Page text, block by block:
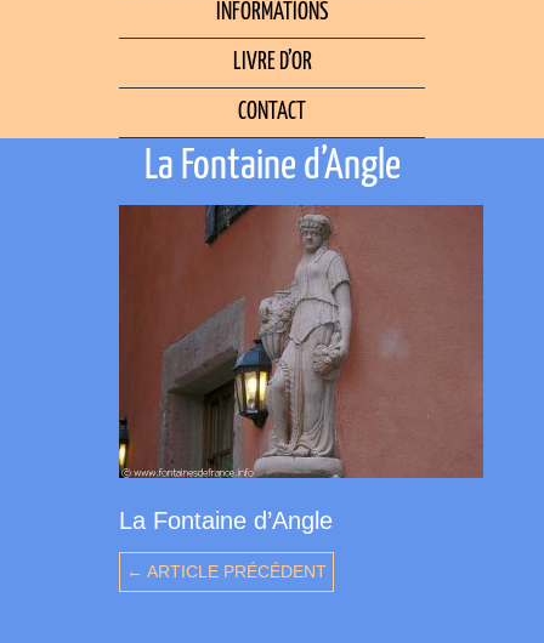
INFORMATIONS
LIVRE D’OR
CONTACT
La Fontaine d’Angle
La Fontaine d’Angle
← ARTICLE PRÉCÉDENT